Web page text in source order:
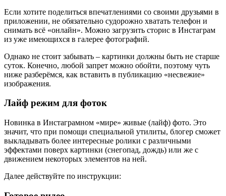
Если хотите поделиться впечатлениями со своими друзьями в
приложении, не обязательно судорожно хватать телефон и
снимать всё «онлайн». Можно загрузить сторис в Инстаграм
из уже имеющихся в галерее фотографий.
Однако не стоит забывать – картинки должны быть не старше
суток. Конечно, любой запрет можно обойти, поэтому чуть
ниже разберёмся, как вставить в публикацию «несвежие»
изображения.
Лайф режим для фоток
Новинка в Инстаграмном «мире» живые (лайф) фото. Это
значит, что при помощи специальной утилиты, блогер сможет
выкладывать более интересные ролики с различными
эффектами поверх картинки (снегопад, дождь) или же с
движением некоторых элементов на ней.
Далее действуйте по инструкции: